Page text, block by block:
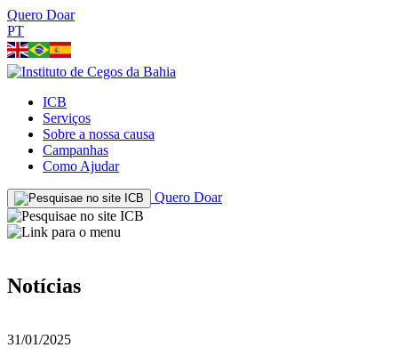
Quero Doar
PT
ICB
Serviços
Sobre a nossa causa
Campanhas
Como Ajudar
Quero Doar
Notícias
31/01/2025